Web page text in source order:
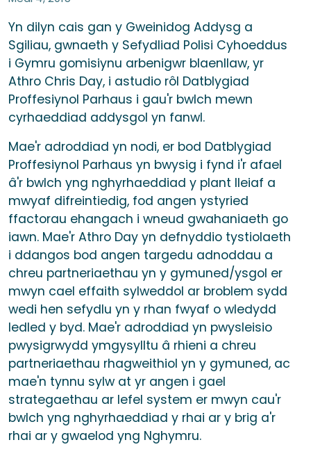
Yn dilyn cais gan y Gweinidog Addysg a
Sgiliau, gwnaeth y Sefydliad Polisi Cyhoeddus
i Gymru gomisiynu arbenigwr blaenllaw, yr
Athro Chris Day, i astudio rôl Datblygiad
Proffesiynol Parhaus i gau'r bwlch mewn
cyrhaeddiad addysgol yn fanwl.
Mae'r adroddiad yn nodi, er bod Datblygiad
Proffesiynol Parhaus yn bwysig i fynd i'r afael
â'r bwlch yng nghyrhaeddiad y plant lleiaf a
mwyaf difreintiedig, fod angen ystyried
ffactorau ehangach i wneud gwahaniaeth go
iawn. Mae'r Athro Day yn defnyddio tystiolaeth
i ddangos bod angen targedu adnoddau a
chreu partneriaethau yn y gymuned/ysgol er
mwyn cael effaith sylweddol ar broblem sydd
wedi hen sefydlu yn y rhan fwyaf o wledydd
ledled y byd. Mae'r adroddiad yn pwysleisio
pwysigrwydd ymgysylltu â rhieni a chreu
partneriaethau rhagweithiol yn y gymuned, ac
mae'n tynnu sylw at yr angen i gael
strategaethau ar lefel system er mwyn cau'r
bwlch yng nghyrhaeddiad y rhai ar y brig a'r
rhai ar y gwaelod yng Nghymru.